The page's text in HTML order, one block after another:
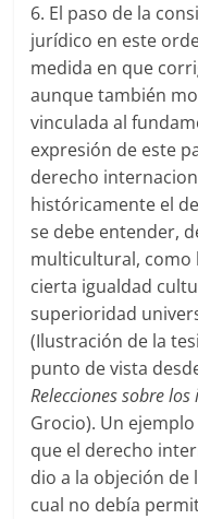
6. El paso de la
jurídico en este
medida en que
aunque también
vinculada al
expresión de este
derecho
históricamente el
se debe entender,
multicultural, como
cierta igualdad
superioridad
(Ilustración de la
punto de vista
Relecciones sobre
Grocio). Un
que el derecho
dio a la objeción de
cual no debía